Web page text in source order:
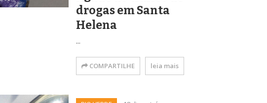
drogas em Santa
Helena
...
COMPARTILHE leia mais